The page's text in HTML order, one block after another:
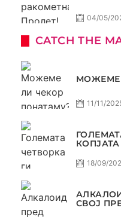
04/05/
CATCH THE
МОЖЕМЕ
11/11/
КОПЈАТА
18/09/
СВОЈ